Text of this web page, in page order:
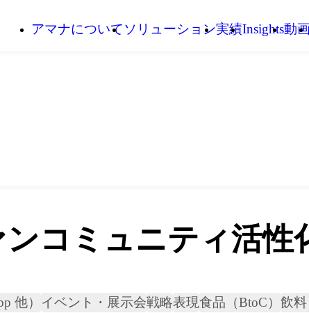
アマナについてソリューション実績Insights動
コミュニティ活性
他） イベント・展示会戦略表現食品（BtoC） 飲料